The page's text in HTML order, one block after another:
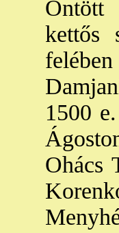
Öntött
kettős
1500
Ohács